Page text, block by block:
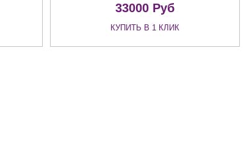
33000 Руб
КУПИТЬ В 1 КЛИК